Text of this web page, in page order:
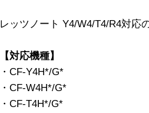
レッツノート Y4/W4/T4/R4対応
【対応機種】
・CF-Y4H*/G*
・CF-W4H*/G*
・CF-T4H*/G*